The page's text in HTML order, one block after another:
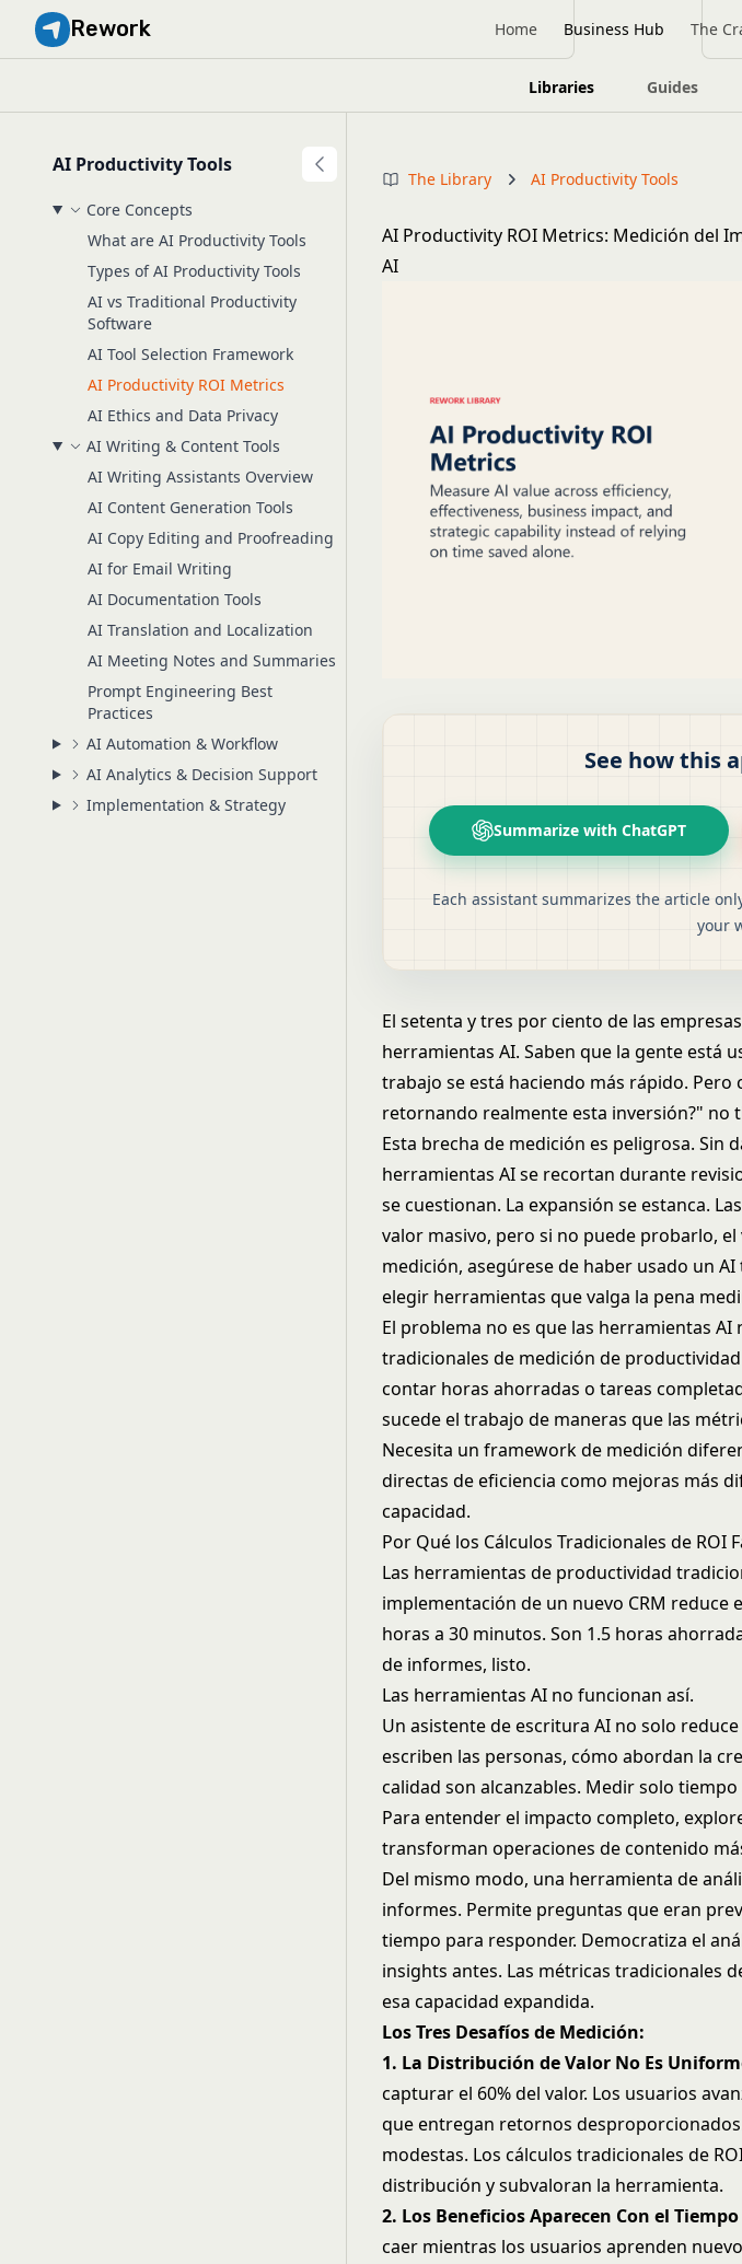
Rework Home Business Hub The
Libraries Guides
AI Productivity Tools
Core Concepts
What are AI Productivity Tools
Types of AI Productivity Tools
AI vs Traditional Productivity
Software
AI Tool Selection Framework
AI Productivity ROI Metrics
AI Ethics and Data Privacy
AI Writing & Content Tools
AI Writing Assistants Overview
AI Content Generation Tools
AI Copy Editing and Proofreading
AI for Email Writing
AI Documentation Tools
AI Translation and Localization
AI Meeting Notes and Summaries
Prompt Engineering Best
Practices
AI Automation & Workflow
AI Analytics & Decision Support
Implementation & Strategy
The Library AI Productivity Tools
AI Productivity ROI Metrics: Medición del
AI
See how this
Summarize with ChatGPT
Each assistant summarizes the article
your
El setenta y tres por ciento de las
herramientas AI. Saben que la gente está
trabajo se está haciendo más rápido. Pero
retornando realmente esta inversión?" no
Esta brecha de medición es peligrosa. Sin
herramientas AI se recortan durante
se cuestionan. La expansión se estanca.
valor masivo, pero si no puede probarlo,
medición, asegúrese de haber usado unAI
elegir herramientas que valga la pena
El problema no es que las herramientas
tradicionales de medición de
contar horas ahorradas o tareas
sucede el trabajo de maneras que las
Necesita un framework de medición
directas de eficiencia como mejoras más
capacidad.
Por Qué los Cálculos Tradicionales de ROI
Las herramientas de productividad
implementación de un nuevo CRM
horas a 30 minutos. Son 1.5 horas
de informes, listo.
Las herramientas AI no funcionan así.
Un asistente de escritura AI no solo
escriben las personas, cómo abordan la
calidad son alcanzables. Medir solo
Para entender el impacto completo,
transforman operaciones de contenido
Del mismo modo, una herramienta de
informes. Permite preguntas que eran
tiempo para responder. Democratiza el
insights antes. Las métricas tradicionales
esa capacidad expandida.
Los Tres Desafíos de Medición:
1. La Distribución de Valor No Es
capturar el 60% del valor. Los usuarios
que entregan retornos
modestas. Los cálculos tradicionales de
distribución y subvaloran la herramienta.
2. Los Beneficios Aparecen Con el Tiempo
caer mientras los usuarios aprenden